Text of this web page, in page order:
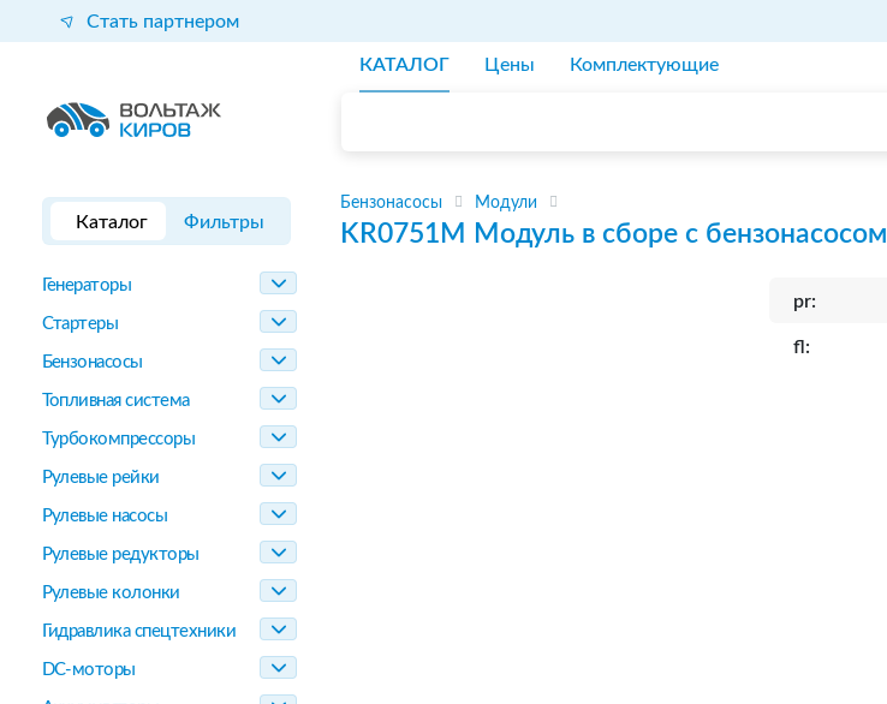
Стать партнером
КАТАЛОГ Цены Комплектующие
Каталог Фильтры
Генераторы
Стартеры
Бензонасосы
Топливная система
Турбокомпрессоры
Рулевые рейки
Рулевые насосы
Рулевые редукторы
Рулевые колонки
Гидравлика спецтехники
DC-моторы
Бензонасосы Модули
KR0751M Модуль в сборе с бензонасосом
pr:
fl: